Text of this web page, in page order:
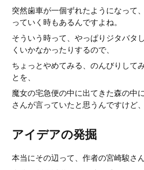
突然歯車が一個ずれたようになって
っていく時もあるんですよね。
そういう時って、やっぱりジタバタ
くいかなかったりするので、
ちょっとやめてみる、のんびりして
とを、
魔女の宅急便の中に出てきた森の中
さんが言っていたと思うんですけど、
アイデアの発掘
本当にその辺って、作者の宮崎駿さん